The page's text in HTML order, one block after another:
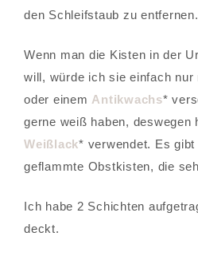
den Schleifstaub zu entfernen.
Wenn man die Kisten in der
will, würde ich sie einfach nur
oder einem Antikwachs*
gerne weiß haben, deswegen
Weißlack* verwendet. Es
geflammte Obstkisten, die
Ich habe 2 Schichten
deckt.